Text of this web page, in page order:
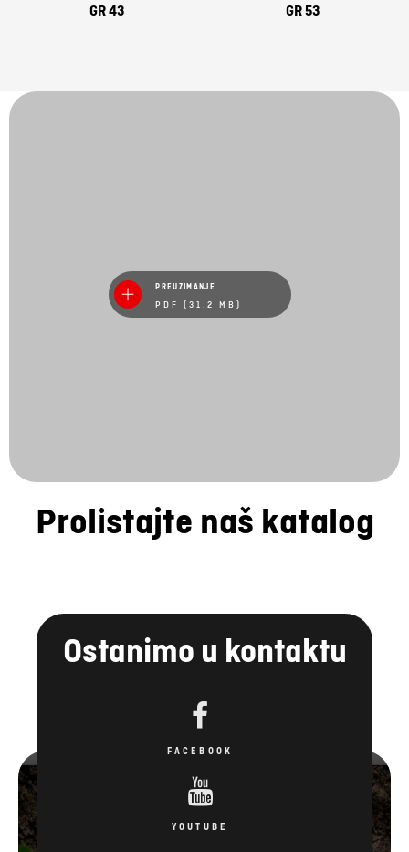
GR 43 GR 53
Ostanimo u kontaktu
FACEBOOK
YOUTUBE
INSTAGRAM